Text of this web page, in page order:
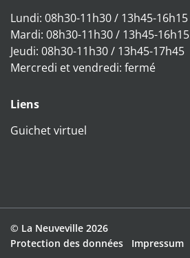
Lundi: 08h30-11h30 / 13h45-16h15
Mardi: 08h30-11h30 / 13h45-16h15
Jeudi: 08h30-11h30 / 13h45-17h45
Mercredi et vendredi: fermé
Liens
Guichet virtuel
© La Neuveville 2026
Toolbar
Protection des données Impressum